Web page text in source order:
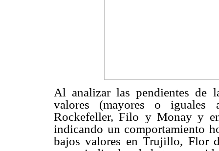
Al analizar las pendientes de
valores (mayores o iguales
Rockefeller, Filo y Monay y
indicando un comportamiento
bajos valores en Trujillo, Flor